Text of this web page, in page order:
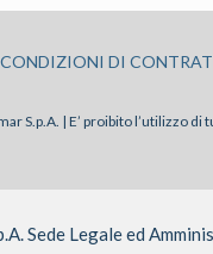
CONDIZIONI DI
S.p.A. | E’ proibito l’utilizzo
Sede Legale ed